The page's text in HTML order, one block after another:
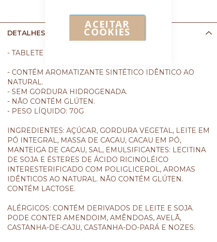
ACEITAR
COOKIES
DETALHES
- TABLETE DE CHOCOLATE AO LEITE.
- CONTÉM AROMATIZANTE SINTÉTICO IDÊNTICO AO
NATURAL.
- SEM GORDURA HIDROGENADA.
- NÃO CONTÉM GLÚTEN.
- PESO LÍQUIDO: 70G
INGREDIENTES: AÇÚCAR, GORDURA VEGETAL, LEITE EM
PÓ INTEGRAL, MASSA DE CACAU, CACAU EM PÓ,
MANTEIGA DE CACAU, SAL, EMULSIFICANTES: LECITINA
DE SOJA E ÉSTERES DE ÁCIDO RICINOLÉICO
INTERESTERIFICADO COM POLIGLICEROL, AROMAS
IDÊNTICOS AO NATURAL. NÃO CONTÉM GLÚTEN.
CONTÉM LACTOSE.
ALÉRGICOS: CONTÉM DERIVADOS DE LEITE E SOJA.
PODE CONTER AMENDOIM, AMÊNDOAS, AVELÃ,
CASTANHA-DE-CAJU, CASTANHA-DO-PARÁ E NOZES.